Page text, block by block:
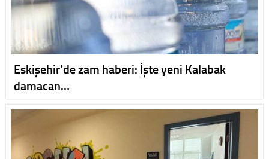
Eskişehir'de zam haberi: İşte yeni Kalabak
damacan…